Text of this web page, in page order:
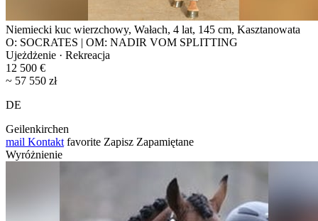
Niemiecki kuc wierzchowy, Wałach, 4 lat, 145 cm, Kasztanowata
O: SOCRATES | OM: NADIR VOM SPLITTING
Ujeżdżenie · Rekreacja
12 500 €
~ 57 550 zł
DE
Geilenkirchen
mail Kontakt favorite Zapisz Zapamiętane
Wyróżnienie